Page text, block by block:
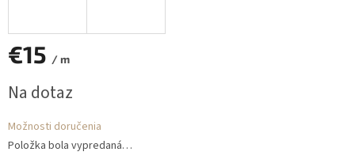
€15 / m
cena:
Na dotaz
Možnosti doručenia
Položka bola vypredaná…